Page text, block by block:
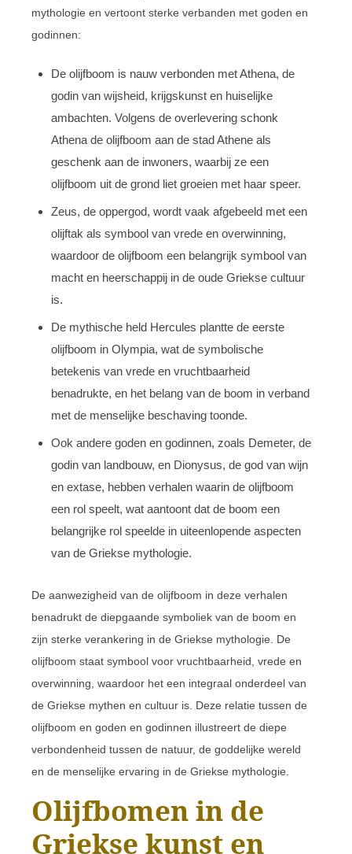
mythologie en vertoont sterke verbanden met goden en
godinnen:
De olijfboom is nauw verbonden met Athena, de
godin van wijsheid, krijgskunst en huiselijke
ambachten. Volgens de overlevering schonk
Athena de olijfboom aan de stad Athene als
geschenk aan de inwoners, waarbij ze een
olijfboom uit de grond liet groeien met haar speer.
Zeus, de oppergod, wordt vaak afgebeeld met een
olijftak als symbool van vrede en overwinning,
waardoor de olijfboom een belangrijk symbool van
macht en heerschappij in de oude Griekse cultuur
is.
De mythische held Hercules plantte de eerste
olijfboom in Olympia, wat de symbolische
betekenis van vrede en vruchtbaarheid
benadrukte, en het belang van de boom in verband
met de menselijke beschaving toonde.
Ook andere goden en godinnen, zoals Demeter, de
godin van landbouw, en Dionysus, de god van wijn
en extase, hebben verhalen waarin de olijfboom
een rol speelt, wat aantoont dat de boom een
belangrijke rol speelde in uiteenlopende aspecten
van de Griekse mythologie.
De aanwezigheid van de olijfboom in deze verhalen
benadrukt de diepgaande symboliek van de boom en
zijn sterke verankering in de Griekse mythologie. De
olijfboom staat symbool voor vruchtbaarheid, vrede en
overwinning, waardoor het een integraal onderdeel van
de Griekse mythen en cultuur is. Deze relatie tussen de
olijfboom en goden en godinnen illustreert de diepe
verbondenheid tussen de natuur, de goddelijke wereld
en de menselijke ervaring in de Griekse mythologie.
Olijfbomen in de
Griekse kunst en